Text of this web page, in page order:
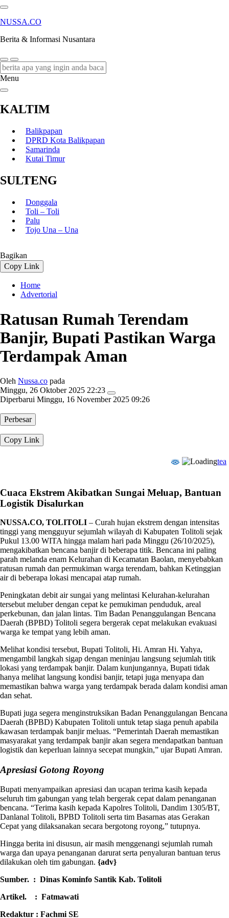
NUSSA.CO
Berita & Informasi Nusantara
Menu
KALTIM
Balikpapan
DPRD Kota Balikpapan
Samarinda
Kutai Timur
SULTENG
Donggala
Toli – Toli
Palu
Tojo Una – Una
Bagikan
Copy Link
Home
Advertorial
Ratusan Rumah Terendam
Banjir, Bupati Pastikan Warga
Terdampak Aman
Oleh Nussa.co pada
Minggu, 26 Oktober 2025 22:23
Diperbarui Minggu, 16 November 2025 09:26
Perbesar
Copy Link
tea
Cuaca Ekstrem Akibatkan Sungai Meluap, Bantuan
Logistik Disalurkan
NUSSA.CO, TOLITOLI – Curah hujan ekstrem dengan intensitas
tinggi yang mengguyur sejumlah wilayah di Kabupaten Tolitoli sejak
Pukul 13.00 WITA hingga malam hari pada Minggu (26/10/2025),
mengakibatkan bencana banjir di beberapa titik. Bencana ini paling
parah melanda enam Kelurahan di Kecamatan Baolan, menyebabkan
ratusan rumah dan permukiman warga terendam, bahkan Ketinggian
air di beberapa lokasi mencapai atap rumah.
Peningkatan debit air sungai yang melintasi Kelurahan-kelurahan
tersebut meluber dengan cepat ke pemukiman penduduk, areal
perkebunan, dan jalan lintas. Tim Badan Penanggulangan Bencana
Daerah (BPBD) Tolitoli segera bergerak cepat melakukan evakuasi
warga ke tempat yang lebih aman.
Melihat kondisi tersebut, Bupati Tolitoli, Hi. Amran Hi. Yahya,
mengambil langkah sigap dengan meninjau langsung sejumlah titik
lokasi yang terdampak banjir. Dalam kunjungannya, Bupati tidak
hanya melihat langsung kondisi banjir, tetapi juga menyapa dan
memastikan bahwa warga yang terdampak berada dalam kondisi aman
dan sehat.
Bupati juga segera menginstruksikan Badan Penanggulangan Bencana
Daerah (BPBD) Kabupaten Tolitoli untuk tetap siaga penuh apabila
kawasan terdampak banjir meluas. “Pemerintah Daerah memastikan
masyarakat yang terdampak banjir akan segera mendapatkan bantuan
logistik dan keperluan lainnya secepat mungkin,” ujar Bupati Amran.
Apresiasi Gotong Royong
Bupati menyampaikan apresiasi dan ucapan terima kasih kepada
seluruh tim gabungan yang telah bergerak cepat dalam penanganan
bencana. “Terima kasih kepada Kapolres Tolitoli, Dandim 1305/BT,
Danlanal Tolitoli, BPBD Tolitoli serta tim Basarnas atas Gerakan
Cepat yang dilaksanakan secara bergotong royong,” tutupnya.
Hingga berita ini disusun, air masih menggenangi sejumlah rumah
warga dan upaya penanganan darurat serta penyaluran bantuan terus
dilakukan oleh tim gabungan. {adv}
Sumber. : Dinas Kominfo Santik Kab. Tolitoli
Artikel. : Fatmawati
Redaktur : Fachmi SE